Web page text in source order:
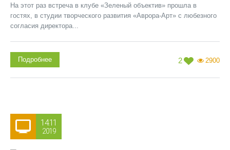
На этот раз встреча в клубе «Зеленый объектив» прошла в
гостях, в студии творческого развития «Аврора-Арт» с любезного
согласия директора...
2 2900
Подробнее
14.11
2019